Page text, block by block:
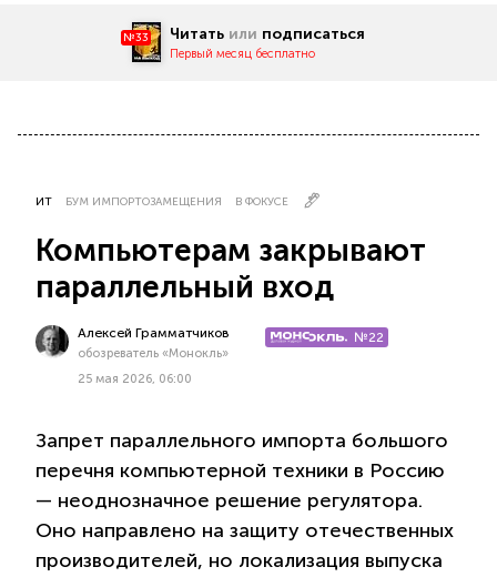
№33 Читать или подписаться
Первый месяц бесплатно
ИТ БУМ ИМПОРТОЗАМЕЩЕНИЯ В ФОКУСЕ
Компьютерам закрывают
параллельный вход
Алексей Грамматчиков
обозреватель «Монокль»
25 мая 2026, 06:00
№22
Запрет параллельного импорта большого
перечня компьютерной техники в Россию
— неоднозначное решение регулятора.
Оно направлено на защиту отечественных
производителей, но локализация выпуска